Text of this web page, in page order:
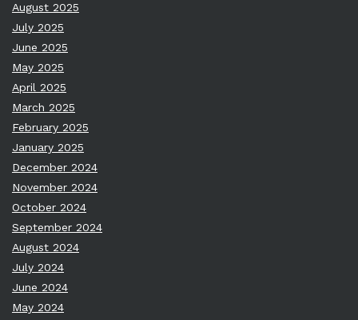
August 2025
July 2025
June 2025
May 2025
April 2025
March 2025
February 2025
January 2025
December 2024
November 2024
October 2024
September 2024
August 2024
July 2024
June 2024
May 2024